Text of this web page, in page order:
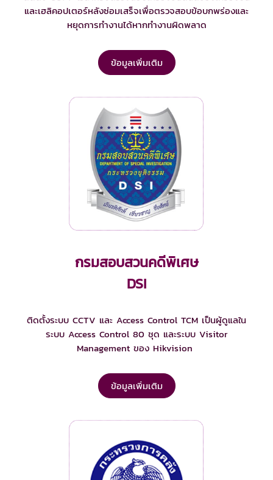
และเฮลิคอปเตอร์หลังซ่อมเสร็จเพื่อตรวจสอบข้อบกพร่องและ
หยุดการทำงานได้หากทำงานผิดพลาด
ข้อมูลเพิ่มเติม
กรมสอบสวนคดีพิเศษ
DSI
ติดตั้งระบบ CCTV และ Access Control TCM เป็นผู้ดูแลใน
ระบบ Access Control 80 ชุด และระบบ Visitor
Management ของ Hikvision
ข้อมูลเพิ่มเติม